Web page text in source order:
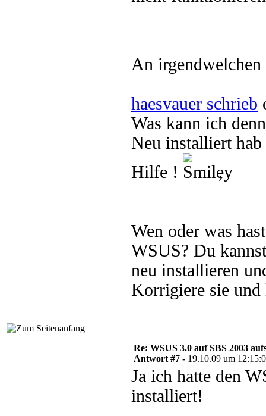
An
haesvauer schrieb
Was kann ich
Neu installiert
Hilfe !
,
Wen oder was
WSUS? Du
neu installieren
Korrigiere sie und
Re: WSUS 3.0 auf SBS 2003
Antwort #7 - 19.10.09 um
Ja ich hatte den
installiert!